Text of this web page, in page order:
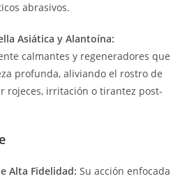
abrasivos.
Asiática y Alantoína:
calmantes y regeneradores que
profunda, aliviando el rostro de
rojeces, irritación o tirantez post-
Alta Fidelidad: Su acción enfocada